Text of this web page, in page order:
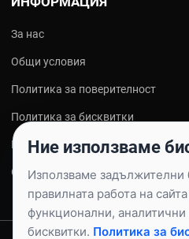
За нас
Общи условия
Политика за поверителност
Политика за бисквитки
Контакти
Онлайн решаване на спорове
Ние използваме
Използваме задължителни
правилната работа на
функционални,
бисквитки. Политика за